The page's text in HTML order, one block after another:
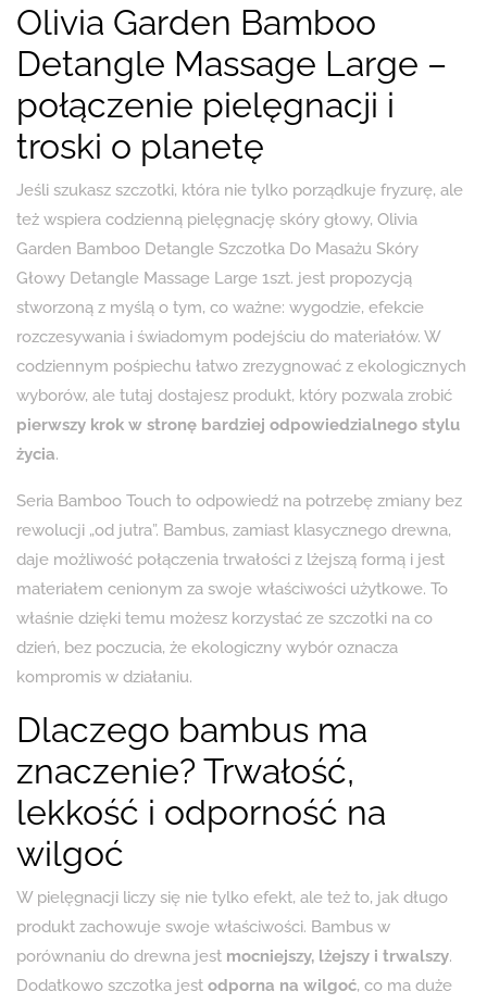
Olivia Garden Bamboo
Detangle Massage Large –
połączenie pielęgnacji i
troski o planetę
Jeśli szukasz szczotki, która nie tylko porządkuje fryzurę, ale
też wspiera codzienną pielęgnację skóry głowy, Olivia
Garden Bamboo Detangle Szczotka Do Masażu Skóry
Głowy Detangle Massage Large 1szt. jest propozycją
stworzoną z myślą o tym, co ważne: wygodzie, efekcie
rozczesywania i świadomym podejściu do materiałów. W
codziennym pośpiechu łatwo zrezygnować z ekologicznych
wyborów, ale tutaj dostajesz produkt, który pozwala zrobić
pierwszy krok w stronę bardziej odpowiedzialnego stylu
życia.
Seria Bamboo Touch to odpowiedź na potrzebę zmiany bez
rewolucji „od jutra”. Bambus, zamiast klasycznego drewna,
daje możliwość połączenia trwałości z lżejszą formą i jest
materiałem cenionym za swoje właściwości użytkowe. To
właśnie dzięki temu możesz korzystać ze szczotki na co
dzień, bez poczucia, że ekologiczny wybór oznacza
kompromis w działaniu.
Dlaczego bambus ma
znaczenie? Trwałość,
lekkość i odporność na
wilgoć
W pielęgnacji liczy się nie tylko efekt, ale też to, jak długo
produkt zachowuje swoje właściwości. Bambus w
porównaniu do drewna jest mocniejszy, lżejszy i trwalszy.
Dodatkowo szczotka jest odporna na wilgoć, co ma duże